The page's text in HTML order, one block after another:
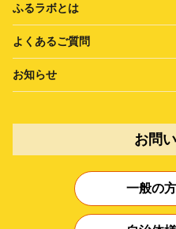
ふるラボとは
よくあるご質問
お知らせ
お問
一般の